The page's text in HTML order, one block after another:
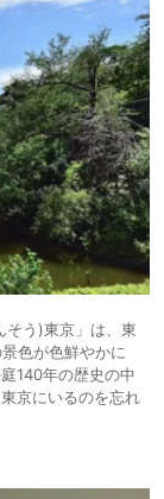
そう)東京」は、東
色が色鮮やかに
140年の歴史の中
京にいるのを忘れ